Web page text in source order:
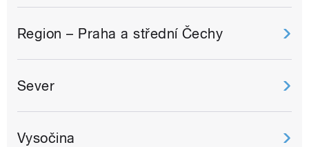
Region – Praha a střední Čechy
Sever
Vysočina